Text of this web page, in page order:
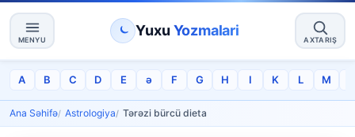
MENYU
Yuxu Yozmalari
AXTARIŞ
A B C D E ə F G H I K L M
Ana Səhifə Astrologiya Tərəzi bürcü dieta